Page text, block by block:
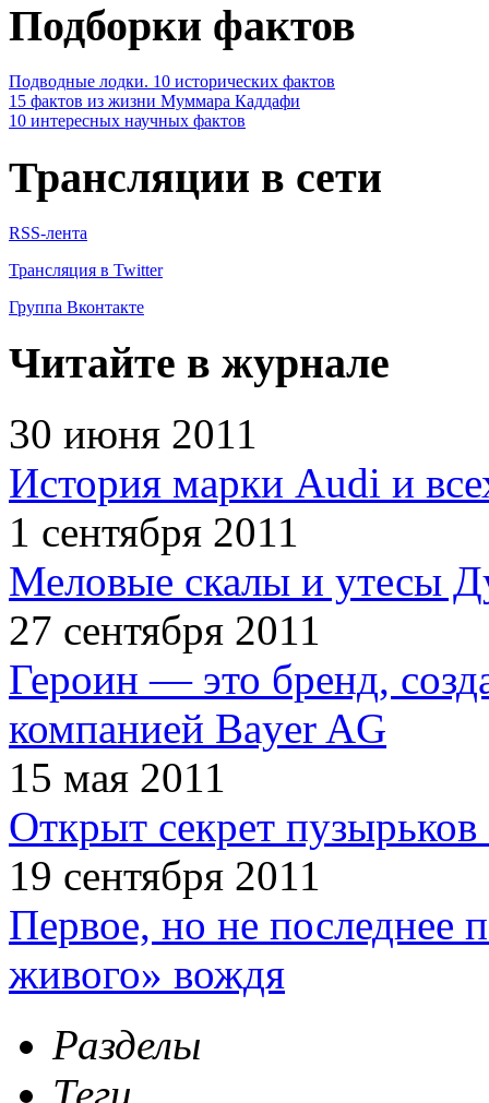
Подборки фактов
Подводные лодки. 10 исторических фактов
15 фактов из жизни Муммара Каддафи
10 интересных научных фактов
Трансляции в сети
RSS-лента
Трансляция в Twitter
Группа Вконтакте
Читайте в журнале
30 июня 2011
История марки Audi и
1 сентября 2011
Меловые скалы и утесы
27 сентября 2011
Героин — это бренд,
компанией Bayer AG
15 мая 2011
Открыт секрет пузырьков
19 сентября 2011
Первое, но не последнее
живого» вождя
Разделы